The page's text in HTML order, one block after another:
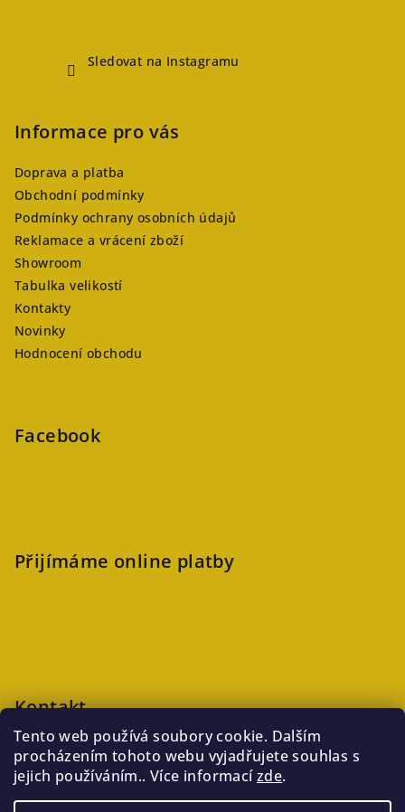
Tento web používá soubory cookie. Dalším
procházením tohoto webu vyjadřujete souhlas s
jejich používáním.. Více informacízde.
Sledovat na Instagramu
Informace pro vás
Doprava a platba
Obchodní podmínky
Podmínky ochrany osobních údajů
Reklamace a vrácení zboží
Showroom
Tabulka velikostí
Kontakty
Novinky
Hodnocení obchodu
Facebook
Přijímáme online platby
Kontakt
veronika @kaftanlicious.cz
+420723126237